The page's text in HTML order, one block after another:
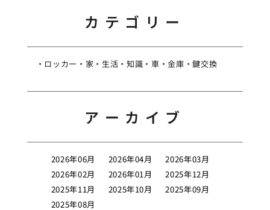
カテゴリー
ロッカー 家 生活 知識 車 金庫 鍵交換
アーカイブ
2026年06月 2026年04月
2026年03月
2026年02月
2026年01月
2025年12月
2025年11月
2025年10月
2025年09月
2025年08月